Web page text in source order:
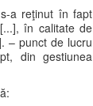
a reţinut în fapt
în calitate de
– punct de lucru
din gestiunea